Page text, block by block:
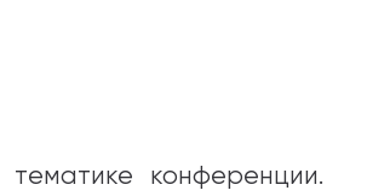
конференции.